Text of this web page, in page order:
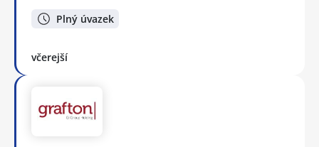
Plný úvazek
včerejší